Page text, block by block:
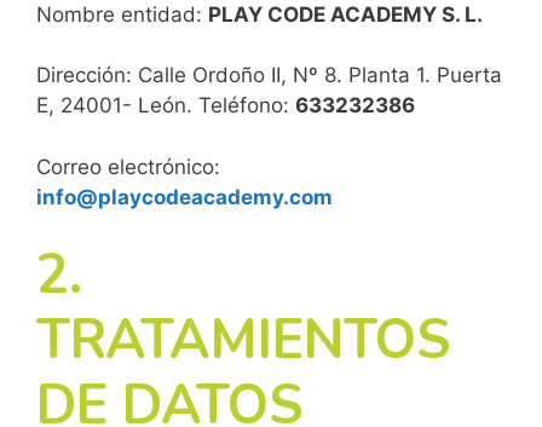
Nombre entidad: PLAY CODE ACADEMY S. L.
Dirección: Calle Ordoño II, Nº 8. Planta 1. Puerta
E, 24001- León. Teléfono: 633232386
Correo electrónico:
info@playcodeacademy.com
2.
TRATAMIENTOS
DE DATOS